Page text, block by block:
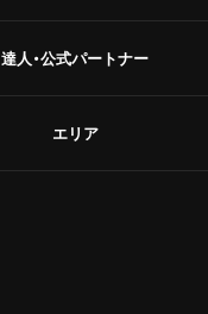
達人・公式パートナー
エリア